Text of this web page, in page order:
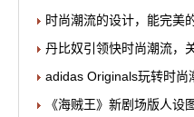
时尚潮流的设计，能完美
丹比奴引领快时尚潮流，
adidas Originals玩转时尚
《海贼王》新剧场版人设